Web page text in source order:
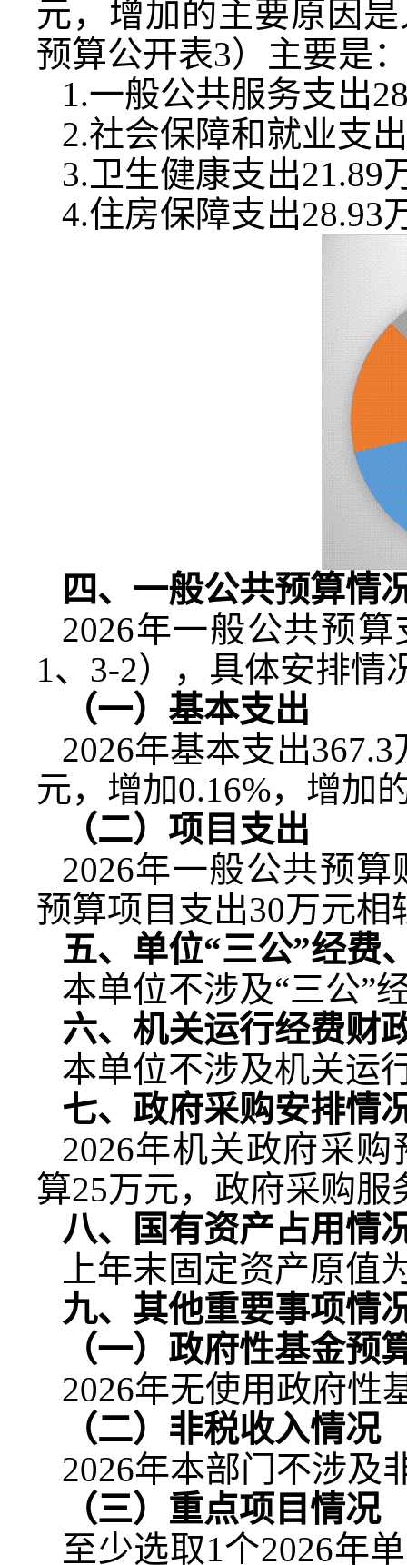
元，增加的主要原因
预算公开表3）主要是
1.一般公共服务支出
2.社会保障和就业支出
3.卫生健康支出21.89
4.住房保障支出28.93
四、一般公共预算情
2026年一般公共预算
1、 3-2），具体安排情
（一）基本支出
2026年基本支出367.3
元，增加0.16%，增加
（二）项目支出
2026年一般公共预算
预算项目支出30万元相
五、单位“三公”经费
本单位不涉及“三公”
六、机关运行经费财
本单位不涉及机关运
七、政府采购安排情
2026年机关政府采购
算25万元，政府采购服
八、国有资产占用情
上年末固定资产原值
九、其他重要事项情
（一）政府性基金预
2026年无使用政府性
（二）非税收入情况
2026年本部门不涉及
（三）重点项目情况
至少选取1个2026年